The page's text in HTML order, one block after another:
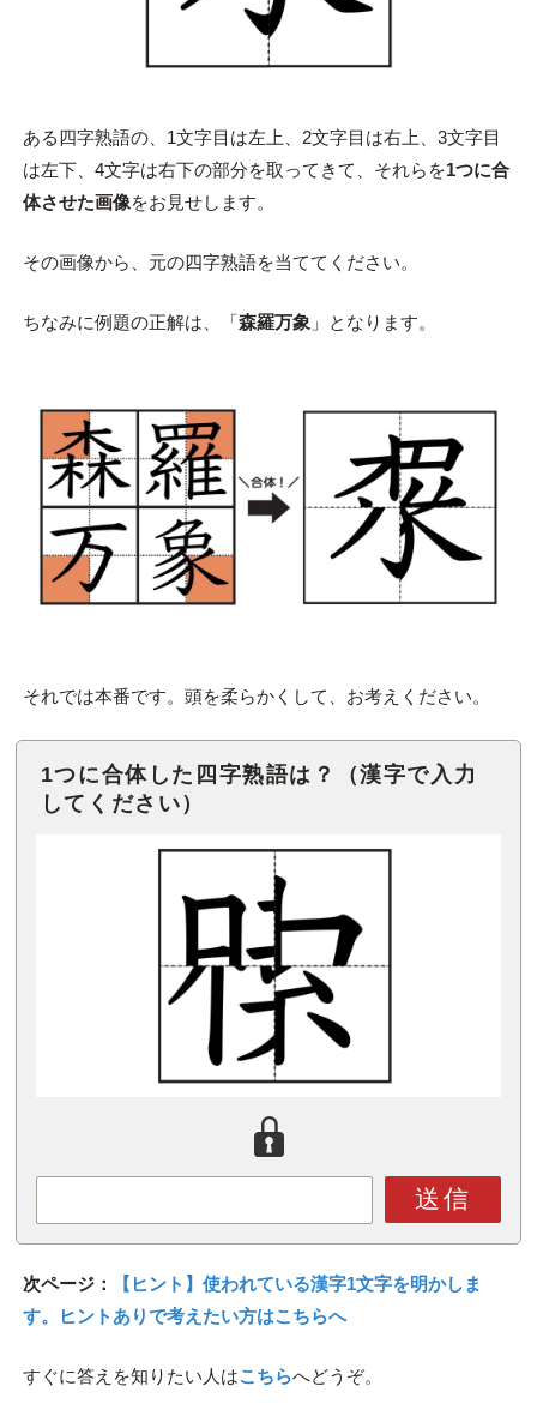
ある四字熟語の、1文字目は左上、2文字目は右上、3文字目
は左下、4文字は右下の部分を取ってきて、それらを1つに合
体させた画像をお見せします。
その画像から、元の四字熟語を当ててください。
ちなみに例題の正解は、「森羅万象 」となります。
それでは本番です。頭を柔らかくして、お考えください。
1つに合体した四字熟語は？（漢字で入力
してください）
送信
次ページ：
【ヒント】使われている漢字1文字を明かしま
す。ヒントありで考えたい方はこちらへ
すぐに答えを知りたい人はこちらへどうぞ。